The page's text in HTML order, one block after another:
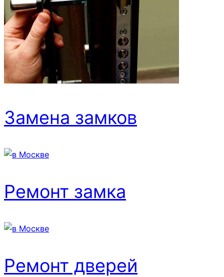
Замена замков
Ремонт замка
Ремонт дверей